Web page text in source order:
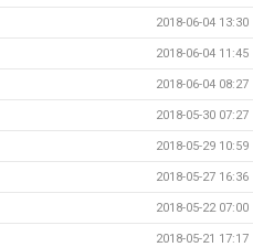
2018-06-04 13:30
2018-06-04 11:45
2018-06-04 08:27
2018-05-30 07:27
2018-05-29 10:59
2018-05-27 16:36
2018-05-22 07:00
2018-05-21 17:17